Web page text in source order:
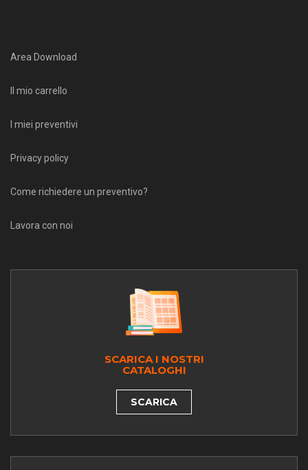
Area Download
Il mio carrello
I miei preventivi
Privacy policy
Come richiedere un preventivo?
Lavora con noi
SCARICA I NOSTRI
CATALOGHI
SCARICA